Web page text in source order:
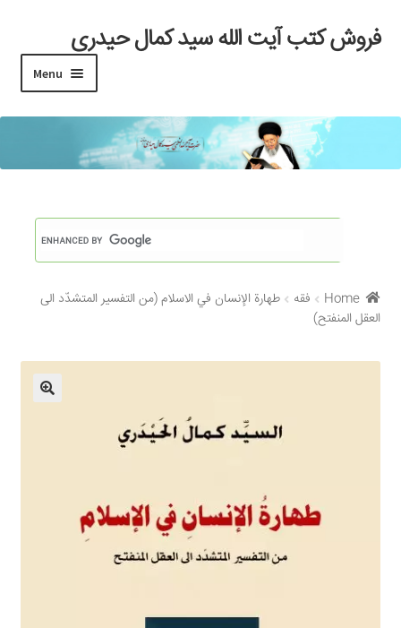
Skip
to
Skip
to
فروش کتب آیت الله سید کمال حیدری
Menu
خانه
#97 (بدون عنوان)
Checkout
My account
Home فقه
طهارة الإنسان في الاسلام (من التفسیر المتشدّد الی
العقل المنفتح)